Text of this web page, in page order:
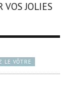
VOS JOLIES
LE VÔTRE